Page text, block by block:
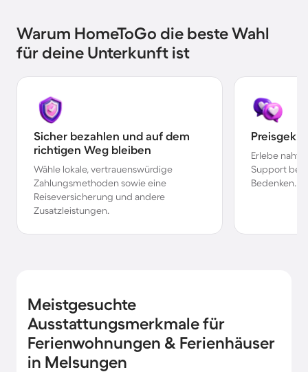
Warum HomeToGo die beste Wahl
für deine Unterkunft ist
Sicher bezahlen und auf dem
richtigen Weg bleiben
Wähle lokale, vertrauenswürdige
Zahlungsmethoden sowie eine
Reiseversicherung und andere
Zusatzleistungen.
Erlebe
Support bei
Bedenken.
Meistgesuchte
Ausstattungsmerkmale für
Ferienwohnungen & Ferienhäuser
in Melsungen